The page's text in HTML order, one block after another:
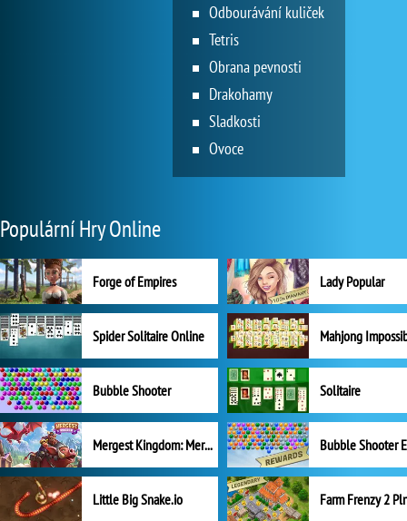
Odbourávání kuliček
Tetris
Obrana pevnosti
Drakohamy
Sladkosti
Ovoce
Populární Hry Online
Forge of Empires Lady Popular
Spider Solitaire Online Mahjong
Bubble Shooter Solitaire
Mergest Kingdom: Merge Puzzle
Little Big Snake.io